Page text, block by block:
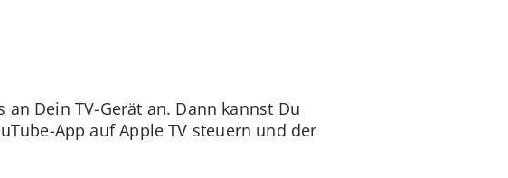
Dein TV-Gerät an. Dann kannst Du
App auf Apple TV steuern und der